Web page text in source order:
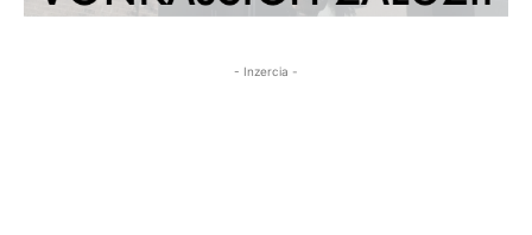
- Inzercia -